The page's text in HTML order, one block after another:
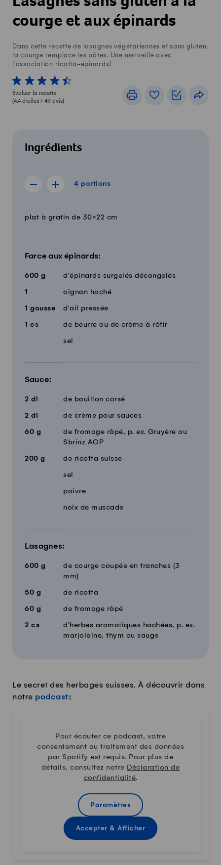
courge et aux épinards
Dans cette recette de lasagnes végétariennes et sans gluten,
la courge remplace les pâtes. Une merveille avec
l'association ricotta-épinards!
1 von 5 étoiles
2 von 5 étoiles
3 von 5 étoiles
4 von 5 étoiles
5 von 5 étoiles
Évaluer la recette
(4.4 étoiles / 49 avis)
ImprimerLivre de recettes
Listes de
Ingrédients
4 portions
Afficher la recette de 3 portions
Afficher la recette de 5 portions
4 portions
QuantitéIngrédients
plat à gratin de 30×22 cm
Farce aux épinards:
600 g d'épinards surgelés décongelés
1 oignon haché
1 gousse d'ail pressée
1 cs de beurre ou de crème à rôtir
sel
Sauce:
2 dl de bouillon corsé
2 dl de crème pour sauces
60 g
de fromage râpé, p. ex. Gruyère ou
Sbrinz AOP
200 g de ricotta suisse
sel
poivre
noix de muscade
Lasagnes:
600 g
de courge coupée en tranches (3
mm)
50 g de ricotta
60 g de fromage râpé
2 cs
d'herbes aromatiques hachées, p. ex.
marjolaine, thym ou sauge
Le secret des herbages suisses. À découvrir dans
notre podcast:
Pour écouter ce podcast, votre
consentement au traitement des données
par Spotify est requis. Pour plus de
détails, consultez notre Déclaration de
confidentialité.
Paramètres
Accepter & Afficher